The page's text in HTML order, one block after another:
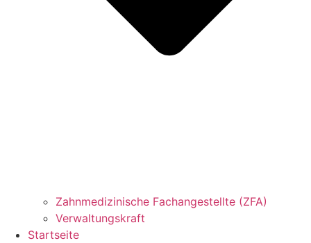
Zahnmedizinische Fachangestellte (ZFA)
Verwaltungskraft
Startseite